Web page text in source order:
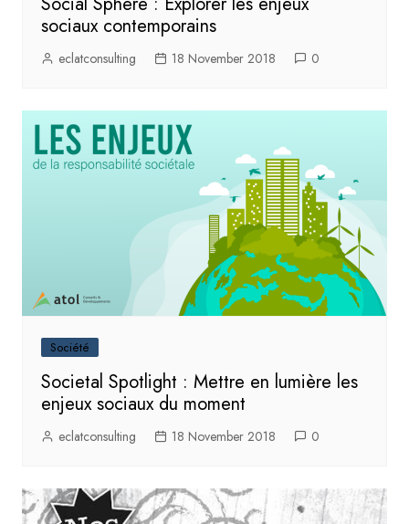
sociaux contemporains
eclatconsulting 18 November 2018 0
Société
Societal Spotlight : Mettre en lumière les
enjeux sociaux du moment
eclatconsulting 18 November 2018 0